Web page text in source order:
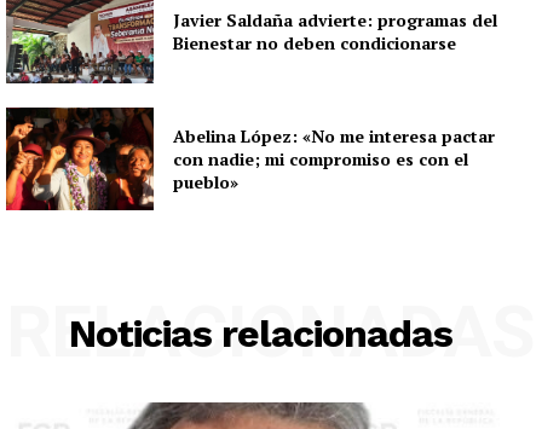
Javier Saldaña advierte: programas del
Bienestar no deben condicionarse
Abelina López: «No me interesa pactar
con nadie; mi compromiso es con el
pueblo»
Noticias relacionadas
RELACIONADAS